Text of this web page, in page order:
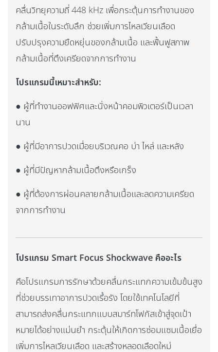
คลื่นวิทยุความถี่ 448 kHz เพื่อกระตุ้นการทำงานของ
กล้ามเนื้อในระดับลึก ช่วยเพิ่มการไหลเวียนเลือด
ปรับปรุงความยืดหยุ่นของกล้ามเนื้อ และฟื้นฟูสภาพ
กล้ามเนื้อที่ตึงเครียดจากการทำงาน
โปรแกรมนี้เหมาะสำหรับ:
● ผู้ที่ทำงานออฟฟิศและนั่งหน้าคอมพิวเตอร์เป็นเวลา
นาน
● ผู้ที่มีอาการปวดเมื่อยบริเวณคอ บ่า ไหล่ และหลัง
● ผู้ที่มีปัญหากล้ามเนื้อตึงหรือเกร็ง
● ผู้ที่ต้องการผ่อนคลายกล้ามเนื้อและลดความเครียด
จากการทำงาน
โปรแกรม Smart Focus Shockwave คืออะไร
คือโปรแกรมการรักษาด้วยคลื่นกระแทกความเข้มข้นสูง
ที่ช่วยบรรเทาอาการปวดเรื้อรัง โดยใช้เทคโนโลยีที่
สามารถส่งคลื่นกระแทกแบบสมาร์ทโฟกัสเข้าสู่จุดเป้า
หมายได้อย่างแม่นยำ กระตุ้นให้เกิดการซ่อมแซมเนื้อเยื่อ
เพิ่มการไหลเวียนเลือด และสร้างหลอดเลือดใหม่